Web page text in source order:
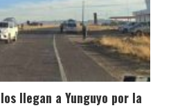
llegan a Yunguyo por la